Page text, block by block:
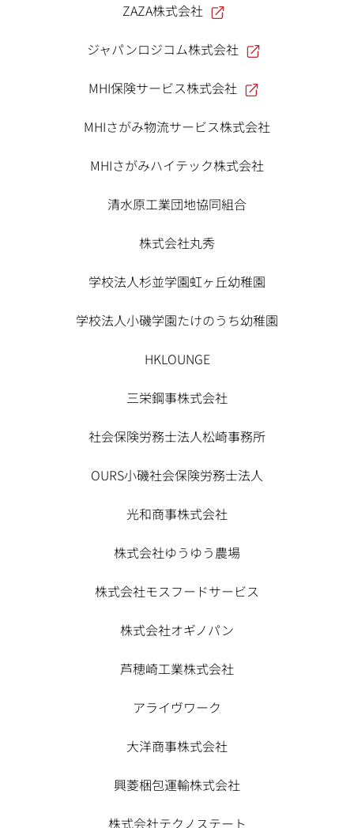
ZAZA株式会社
ジャパンロジコム株式会社
MHI保険サービス株式会社
MHIさがみ物流サービス株式会社
MHIさがみハイテック株式会社
清水原工業団地協同組合
株式会社丸秀
学校法人杉並学園虹ヶ丘幼稚園
学校法人小磯学園たけのうち幼稚園
HKLOUNGE
三栄鋼事株式会社
社会保険労務士法人松崎事務所
OURS小磯社会保険労務士法人
光和商事株式会社
株式会社ゆうゆう農場
株式会社モスフードサービス
株式会社オギノパン
芦穂崎工業株式会社
アライヴワーク
大洋商事株式会社
興菱梱包運輸株式会社
株式会社テクノステート